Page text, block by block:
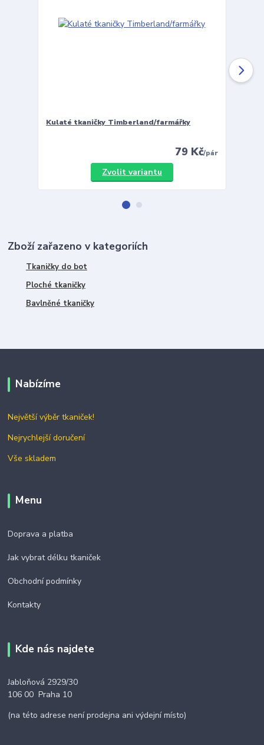
Kulaté tkaničky Timberland/farmářky
79 Kč/pár
Zvolit variantu
Zboží zařazeno v kategoriích
Tkaničky do bot
Ploché tkaničky
Bavlněné tkaničky
Nabízíme
Největší výběr tkaniček!
Nejrychlejší doručení
Vše skladem
Menu
Doprava a platba
Jak vybrat délku tkaniček
Obchodní podmínky
Kontakty
Kde nás najdete
Jabloňová 2929/30
106 00 Praha 10
(na této adrese není prodejna ani výdejní místo)